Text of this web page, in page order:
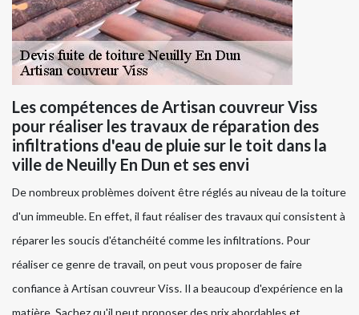
Les compétences de Artisan couvreur Viss
pour réaliser les travaux de réparation des
infiltrations d'eau de pluie sur le toit dans la
ville de Neuilly En Dun et ses envi
De nombreux problèmes doivent être réglés au niveau de la toiture
d'un immeuble. En effet, il faut réaliser des travaux qui consistent à
réparer les soucis d'étanchéité comme les infiltrations. Pour
réaliser ce genre de travail, on peut vous proposer de faire
confiance à Artisan couvreur Viss. Il a beaucoup d'expérience en la